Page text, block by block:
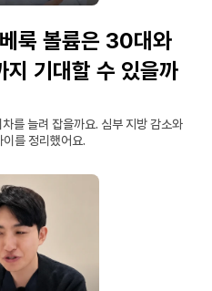
룩 볼륨은 30대와
지 기대할 수 있을까
를 늘려 잡을까요. 심부 지방 감소와
를 정리했어요.